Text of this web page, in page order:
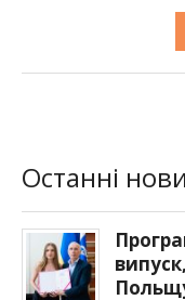
Останні